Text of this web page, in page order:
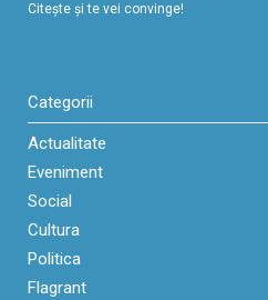
Citeşte şi te vei convinge!
Categorii
Actualitate
Eveniment
Social
Cultura
Politica
Flagrant